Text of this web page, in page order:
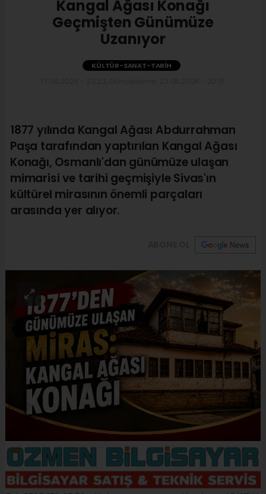
Kangal Ağası Konağı
Geçmişten Günümüze
Uzanıyor
KÜLTÜR-SANAT-TARIH
1877 yılında Kangal Ağası Abdurrahman
Paşa tarafından yaptırılan Kangal Ağası
Konağı, Osmanlı'dan günümüze ulaşan
mimarisi ve tarihi geçmişiyle Sivas'ın
kültürel mirasının önemli parçaları
arasında yer alıyor.